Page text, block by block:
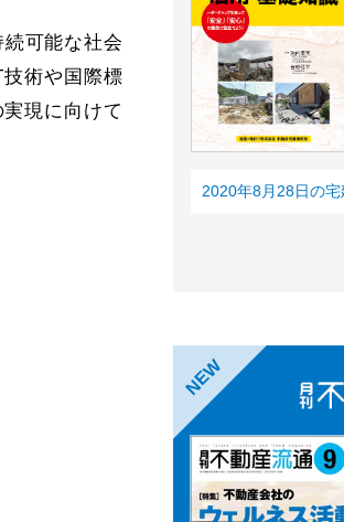
可能な社会
術や国際標
現に向けて
2020年8月28日の
NEW